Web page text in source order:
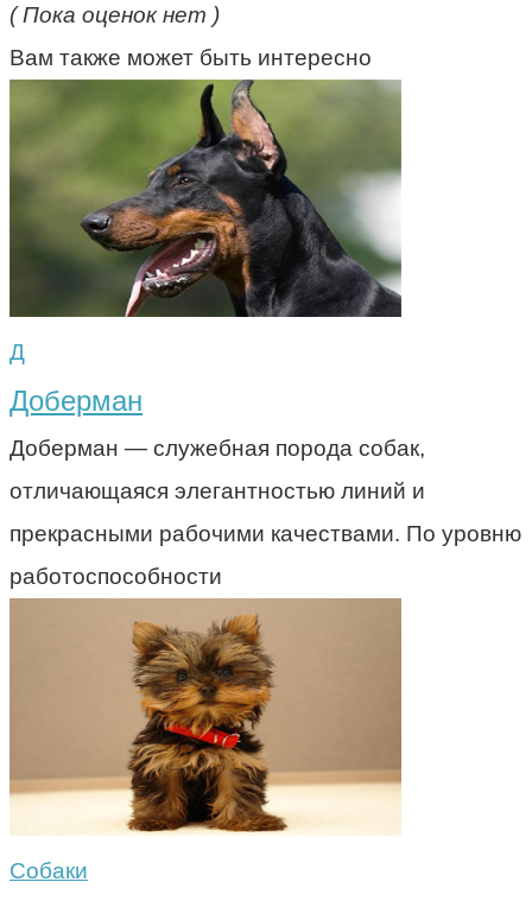
( Пока оценок нет )
Вам также может быть интересно
Д
Доберман
Доберман — служебная порода собак,
отличающаяся элегантностью линий и
прекрасными рабочими качествами. По уровню
работоспособности
Собаки